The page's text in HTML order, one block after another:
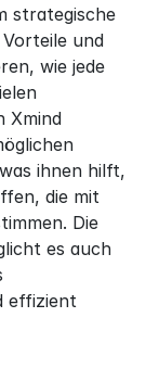
strategische
und
wie jede
Xmind
ihnen hilft,
die mit
Die
es auch
effizient